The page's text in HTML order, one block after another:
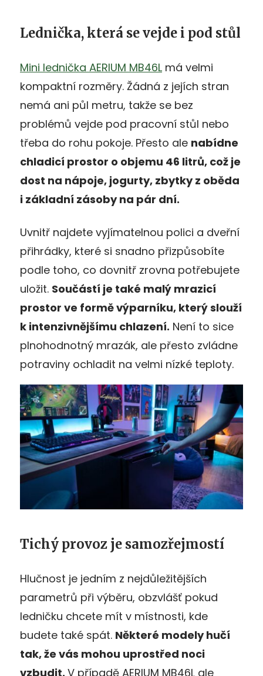
Lednička, která se vejde i pod stůl
Mini lednička AERIUM MB46L má velmi
kompaktní rozměry. Žádná z jejích stran
nemá ani půl metru, takže se bez
problémů vejde pod pracovní stůl nebo
třeba do rohu pokoje. Přesto ale nabídne
chladicí prostor o objemu 46 litrů, což je
dost na nápoje, jogurty, zbytky z oběda
i základní zásoby na pár dní.
Uvnitř najdete vyjímatelnou polici a dveřní
přihrádky, které si snadno přizpůsobíte
podle toho, co dovnitř zrovna potřebujete
uložit. Součástí je také malý mrazicí
prostor ve formě výparníku, který slouží
k intenzivnějšímu chlazení. Není to sice
plnohodnotný mrazák, ale přesto zvládne
potraviny ochladit na velmi nízké teploty.
Tichý provoz je samozřejmostí
Hlučnost je jedním z nejdůležitějších
parametrů při výběru, obzvlášť pokud
ledničku chcete mít v místnosti, kde
budete také spát. Některé modely hučí
tak, že vás mohou uprostřed noci
vzbudit. V případě AERIUM MB46L ale